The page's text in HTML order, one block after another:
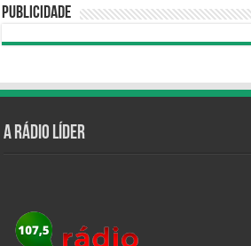
Publicidade
A Rádio Líder